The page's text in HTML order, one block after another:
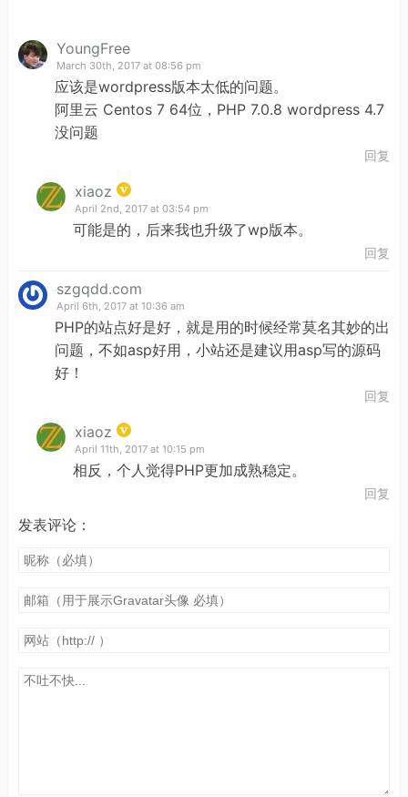
     */
    do_action_ref_array(
if ( '' === $secure_cookie )
        $secure_cookie = is_ssl();
* Filters whether to use a secure sign-on
     *
     *
@since 3.1.0
     *
@param array $credentials {
     *     Array of entered sign-on data.
     *
     *
@type string $user_login    Username.
     *
bool   $remember      Whether to
     * }
     */
    $secure_cookie = apply_filters(
    $auth_secure_cookie = $secure_cookie;
    add_filter(
    $user = wp_authenticate($credentials[
( is_wp_error($user) ) {
YoungFree
March 30th, 2017 at 08:56 pm
应该是wordpress版本太低的问题。
阿里云 Centos 7 64位，PHP 7.0.8 wordpress 4.7
没问题
回复
xiaoz
April 2nd, 2017 at 03:54 pm
可能是的，后来我也升级了wp版本。
回复
szgqdd.com
April 6th, 2017 at 10:36 am
PHP的站点好是好，就是用的时候经常莫名其妙的出
问题，不如asp好用，小站还是建议用asp写的源码
好！
回复
xiaoz
April 11th, 2017 at 10:15 pm
相反，个人觉得PHP更加成熟稳定。
回复
发表评论：